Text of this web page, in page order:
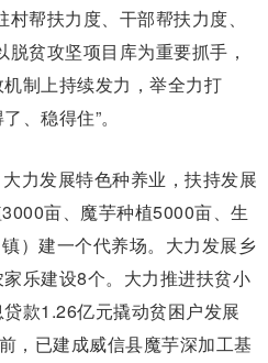
帮扶力度、干部帮扶力度、
贫攻坚项目库为重要抓手，
制上持续发力，举全力打
、稳得住”。
力发展特色种养业，扶持发展
亩、魔芋种植5000亩、生
）建一个代养场。大力发展乡
乐建设8个。大力推进扶贫小
款1.26亿元撬动贫困户发展
，已建成威信县魔芋深加工基